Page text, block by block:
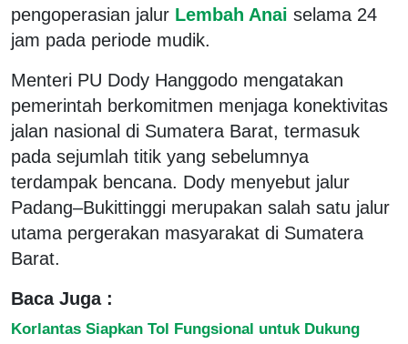
pengoperasian jalur Lembah Anai selama 24
jam pada periode mudik.
Menteri PU Dody Hanggodo mengatakan
pemerintah berkomitmen menjaga konektivitas
jalan nasional di Sumatera Barat, termasuk
pada sejumlah titik yang sebelumnya
terdampak bencana. Dody menyebut jalur
Padang–Bukittinggi merupakan salah satu jalur
utama pergerakan masyarakat di Sumatera
Barat.
Baca Juga :
Korlantas Siapkan Tol Fungsional untuk Dukung